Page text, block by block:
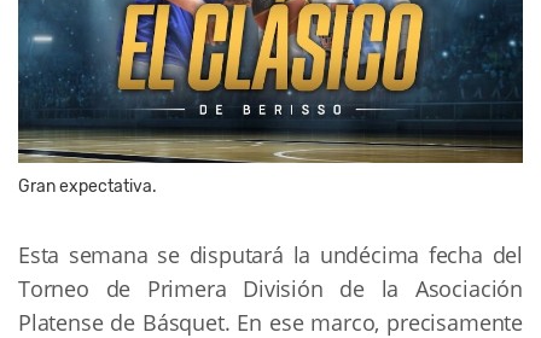
Gran expectativa.
Esta semana se disputará la undécima fecha del
Torneo de Primera División de la Asociación
Platense de Básquet. En ese marco, precisamente